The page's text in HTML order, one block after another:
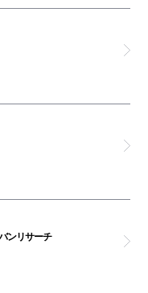
ンリサーチ